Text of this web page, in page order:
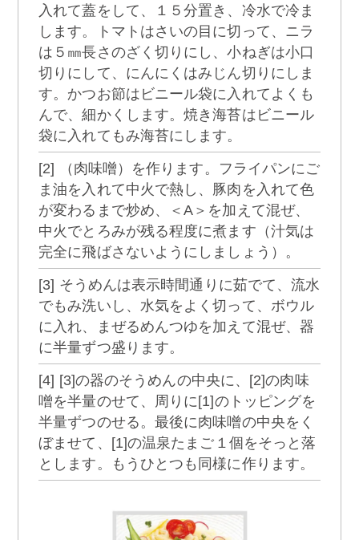
入れて蓋をして、１５分置き、冷水で冷ま
します。トマトはさいの目に切って、ニラ
は５㎜長さのざく切りにし、小ねぎは小口
切りにして、にんにくはみじん切りにしま
す。かつお節はビニール袋に入れてよくも
んで、細かくします。焼き海苔はビニール
袋に入れてもみ海苔にします。
[2] （肉味噌）を作ります。フライパンにご
ま油を入れて中火で熱し、豚肉を入れて色
が変わるまで炒め、＜A＞を加えて混ぜ、
中火でとろみが残る程度に煮ます（汁気は
完全に飛ばさないようにしましょう）。
[3] そうめんは表示時間通りに茹でて、流水
でもみ洗いし、水気をよく切って、ボウル
に入れ、まぜるめんつゆを加えて混ぜ、器
に半量ずつ盛ります。
[4] [3]の器のそうめんの中央に、[2]の肉味
噌を半量のせて、周りに[1]のトッピングを
半量ずつのせる。最後に肉味噌の中央をく
ぼませて、[1]の温泉たまご１個をそっと落
とします。もうひとつも同様に作ります。